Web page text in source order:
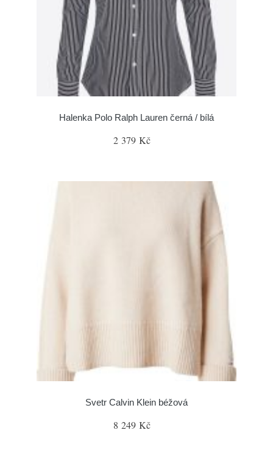
Halenka Polo Ralph Lauren černá / bílá
2 379 Kč
Svetr Calvin Klein béžová
8 249 Kč